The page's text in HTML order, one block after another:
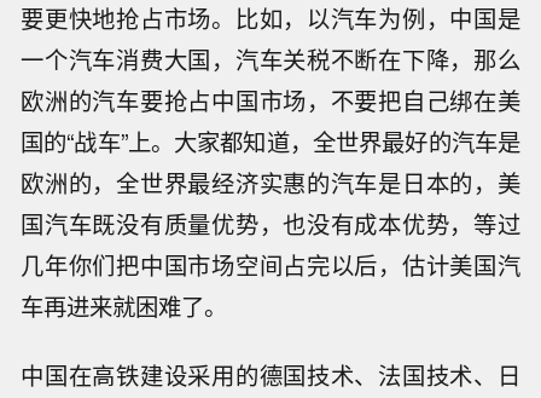
要更快地抢占市场。比如，以汽车为例，中国是
一个汽车消费大国，汽车关税不断在下降，那么
欧洲的汽车要抢占中国市场，不要把自己绑在美
国的“战车”上。大家都知道，全世界最好的汽车是
欧洲的，全世界最经济实惠的汽车是日本的，美
国汽车既没有质量优势，也没有成本优势，等过
几年你们把中国市场空间占完以后，估计美国汽
车再进来就困难了。
中国在高铁建设采用的德国技术、法国技术、日